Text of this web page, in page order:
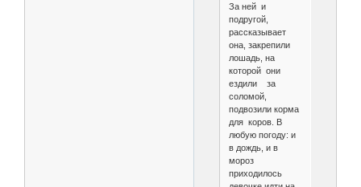
За ней и
подругой,
рассказывает
она, закрепили
лошадь, на
которой они
ездили за
соломой,
подвозили корма
для коров. В
любую погоду: и
в дождь, и в
мороз
приходилось